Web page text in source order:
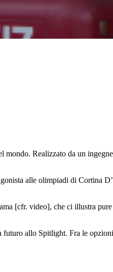
Realizzato da un
alle olimpiadi di Cortina
[cfr. video], che ci illustra
allo Spitlight. Fra le